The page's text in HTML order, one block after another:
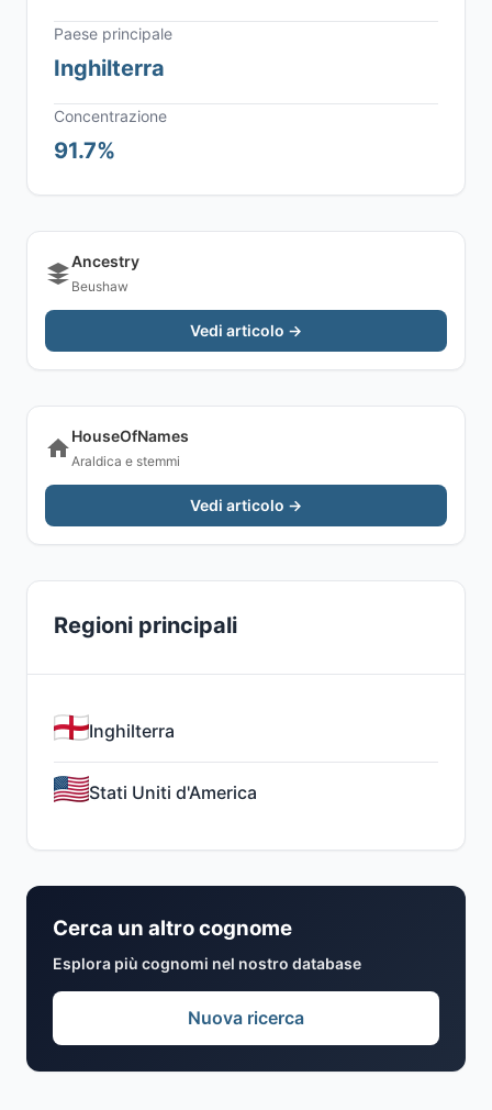
Paese principale
Inghilterra
Concentrazione
91.7%
Ancestry
Beushaw
Vedi articolo →
HouseOfNames
Araldica e stemmi
Vedi articolo →
Regioni principali
Inghilterra
Stati Uniti d'America
Cerca un altro cognome
Esplora più cognomi nel nostro database
Nuova ricerca